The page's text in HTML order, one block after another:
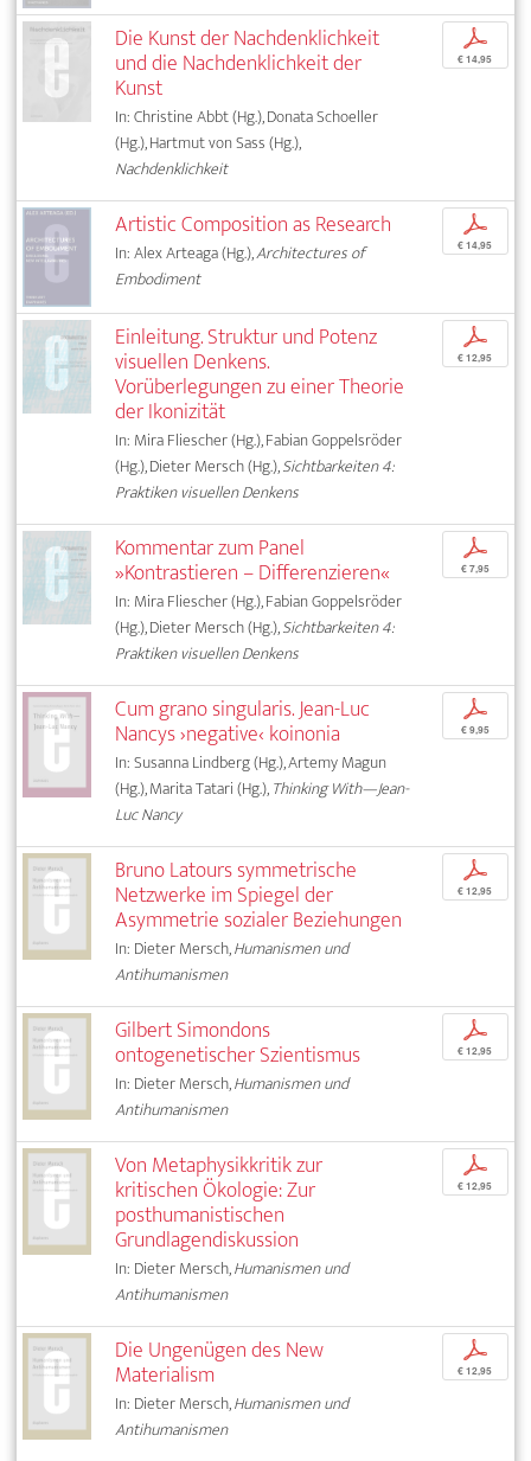
Die Kunst der Nachdenklichkeit
und die Nachdenklichkeit der
Kunst
In: Christine Abbt (Hg.), Donata Schoeller
(Hg.), Hartmut von Sass (Hg.),
Nachdenklichkeit
p
€ 14,95
Artistic Composition as Research
In: Alex Arteaga (Hg.),Architectures of
Embodiment
p
€ 14,95
Einleitung. Struktur und Potenz
visuellen Denkens.
Vorüberlegungen zu einer Theorie
der Ikonizität
In: Mira Fliescher (Hg.), Fabian Goppelsröder
(Hg.), Dieter Mersch (Hg.),Sichtbarkeiten 4:
Praktiken visuellen Denkens
p
€ 12,95
Kommentar zum Panel
»Kontrastieren – Differenzieren«
In: Mira Fliescher (Hg.), Fabian Goppelsröder
(Hg.), Dieter Mersch (Hg.),Sichtbarkeiten 4:
Praktiken visuellen Denkens
p
€ 7,95
Cum grano singularis. Jean-Luc
Nancys ›negative‹ koinonia
In: Susanna Lindberg (Hg.), Artemy Magun
(Hg.), Marita Tatari (Hg.),Thinking With—Jean-
Luc Nancy
p
€ 9,95
Bruno Latours symmetrische
Netzwerke im Spiegel der
Asymmetrie sozialer Beziehungen
In: Dieter Mersch,Humanismen und
Antihumanismen
p
€ 12,95
Gilbert Simondons
ontogenetischer Szientismus
In: Dieter Mersch,Humanismen und
Antihumanismen
p
€ 12,95
Von Metaphysikkritik zur
kritischen Ökologie: Zur
posthumanistischen
Grundlagendiskussion
In: Dieter Mersch,Humanismen und
Antihumanismen
p
€ 12,95
Die Ungenügen des New
Materialism
In: Dieter Mersch,Humanismen und
Antihumanismen
p
€ 12,95